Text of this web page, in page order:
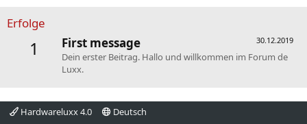
Erfolge
1 30.12.2019
First message
Dein erster Beitrag. Hallo und willkommen im Forum de
Luxx.
Hardwareluxx 4.0
Deutsch